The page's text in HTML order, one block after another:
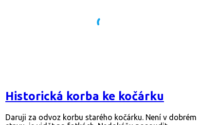
Historická korba ke kočárku
Daruji za odvoz korbu starého kočárku. Není v dobrém